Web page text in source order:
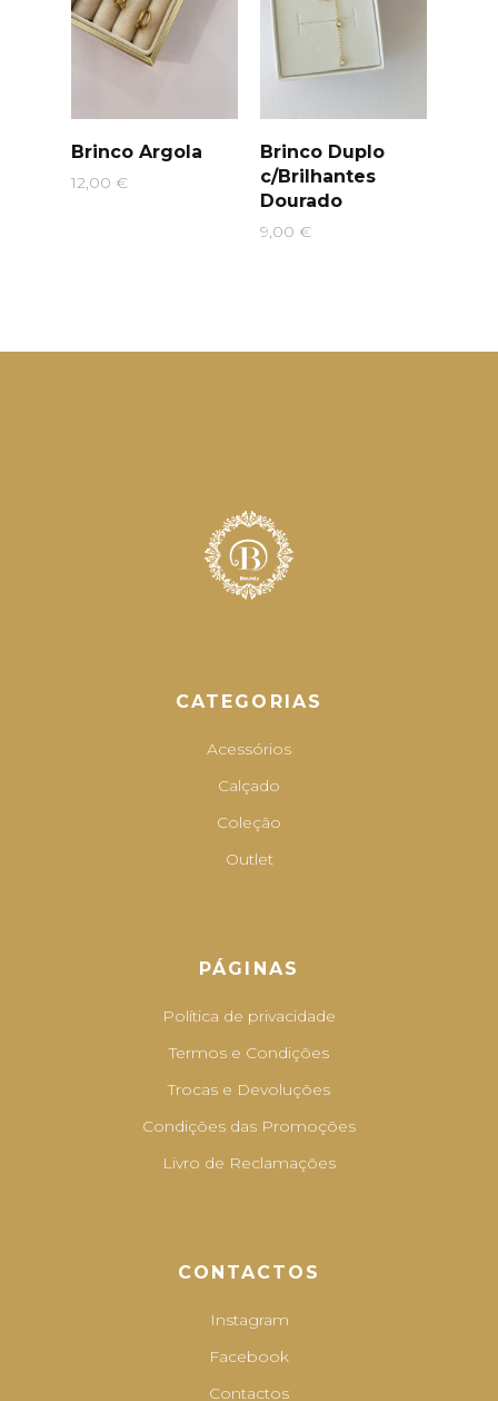
Brinco Argola
12,00 €
Brinco Duplo
c/Brilhantes
Dourado
9,00 €
CATEGORIAS
Acessórios
Calçado
Coleção
Outlet
PÁGINAS
Política de privacidade
Termos e Condições
Trocas e Devoluções
Condições das Promoções
Livro de Reclamações
CONTACTOS
Instagram
Facebook
Contactos